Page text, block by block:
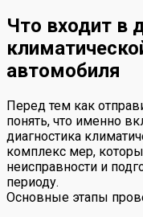
Что входит в
автомобиля
Перед тем как
понять, что именно
диагностика
комплекс мер,
неисправности и
периоду.
Основные этапы